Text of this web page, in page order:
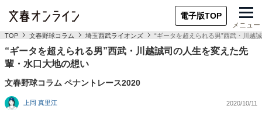
電子版TOP
メニュー
TOP 文春野球コラム 埼玉西武ライオンズ “ギータを超えられる男”西武・川越
“ギータを超えられる男”西武・川越誠司の人生を変えた先
輩・水口大地の想い
文春野球コラム ペナントレース2020
上岡 真里江 2020/10/11